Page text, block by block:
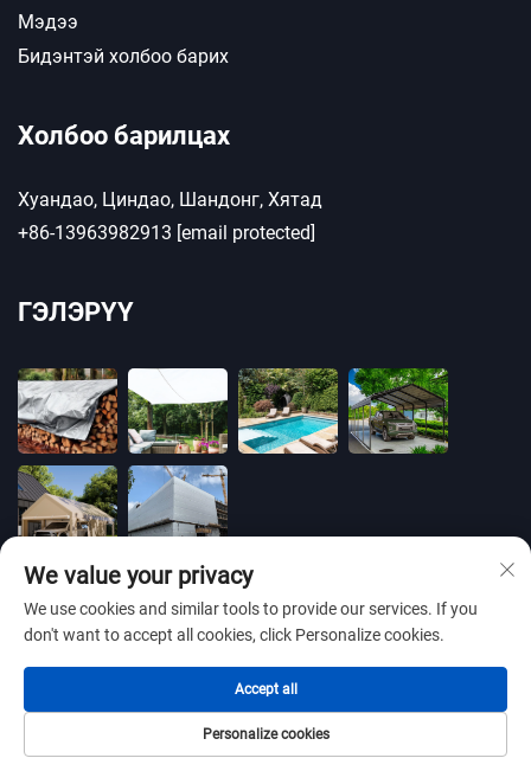
Мэдээ
Бидэнтэй холбоо барих
Холбоо барилцах
Хуандао, Циндао, Шандонг, Хятад
+86-13963982913 [email protected]
ГЭЛЭРҮҮ
Бүх эрх хуулиар хамгаалагдсан © 2025 BLUE
OCEAN PLASTIC CO.,LTD -Нууцлалын бодлого
We value your privacy
We use cookies and similar tools to provide our services. If you
don't want to accept all cookies, click Personalize cookies.
Personalize cookies
Accept all